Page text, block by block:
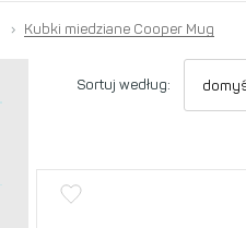
› Kubki miedziane Cooper Mug
Sortuj według: